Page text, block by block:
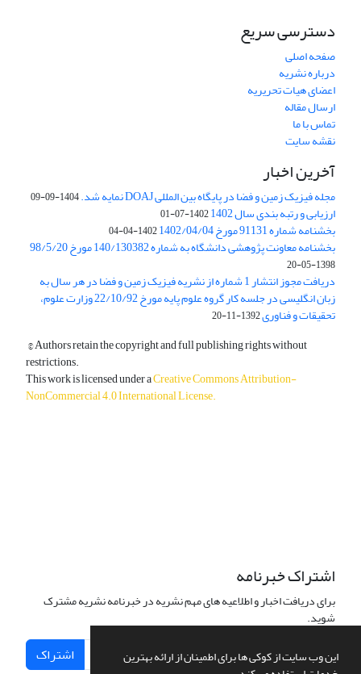
این وب سایت از کوکی ها برای اطمینان از ارائه بهترین
دسترسی سریع
صفحه اصلی
درباره نشریه
اعضای هیات تحریریه
ارسال مقاله
تماس با ما
نقشه سایت
آخرین اخبار
مجله فیزیک زمین و فضا در پایگاه بین المللی DOAJ نمایه شد. 1404-09-09
ارزیابی و رتبه بندی سال 1402 1402-07-01
بخشنامه شماره 91131 مورخ 1402/04/04 1402-04-04
بخشنامه معاونت پژوهشی دانشگاه به شماره 140/130382 مورخ 98/5/20
1398-05-20
دریافت مجوز انتشار 1 شماره از نشریه فیزیک زمین و فضا در هر سال به
زبان انگلیسی در جلسه کار گروه علوم پایه مورخ 22/10/92 وزارت علوم،
تحقیقات و فناوری1392-11-20
© Authors retain the copyright and full publishing rights without
restrictions.
This work is licensed under aCreative Commons Attribution-
NonCommercial 4.0 International License.
اشتراک خبرنامه
برای دریافت اخبار و اطلاعیه های مهم نشریه در خبرنامه نشریه مشترک
شوید.
اشتراک